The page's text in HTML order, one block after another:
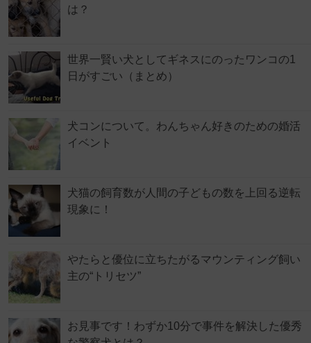
は？
世界一賢い犬としてギネスにのったワンコの1
日がすごい（まとめ）
犬コンについて。わんちゃん好きのための婚活
イベント
犬猫の飼育数が人間の子どもの数を上回る逆転
現象に！
やたらと優位に立ちたがるマウンティング飼い
主の“トリセツ”
お見事です！わずか10分で事件を解決した優秀